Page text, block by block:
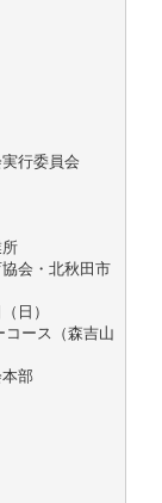
行委員会
会・北秋田市
日）
ース（森吉山
部